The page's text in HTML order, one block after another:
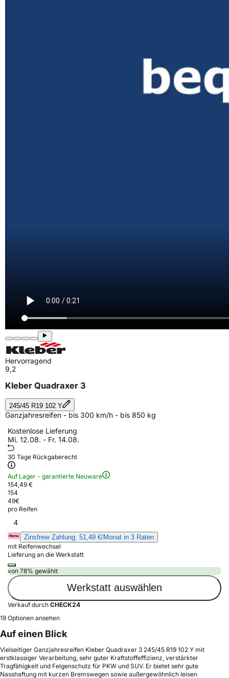
Hervorragend
9,2
Kleber Quadraxer 3
245/45 R19 102 Y
Ganzjahresreifen - bis 300 km/h - bis 850 kg
Kostenlose Lieferung
Mi. 12.08. - Fr. 14.08.
30 Tage Rückgaberecht
Auf Lager - garantierte Neuware
154,49 €
154
49€
pro Reifen
4
Zinsfreie Zahlung: 51,49 €/Monat in 3 Raten
mit Reifenwechsel
Lieferung an die Werkstatt
von 78% gewählt
Werkstatt auswählen
Verkauf durch CHECK24
19 Optionen ansehen
Auf einen Blick
Vielseitiger Ganzjahresreifen Kleber Quadraxer 3 245/45 R19 102 Y mit
erstklassiger Verarbeitung, sehr guter Kraftstoffeffizienz, verstärkter
Tragfähigkeit und Felgenschutz für PKW und SUV. Er bietet sehr gute
Nasshaftung mit kurzen Bremswegen sowie außergewöhnlich leisen